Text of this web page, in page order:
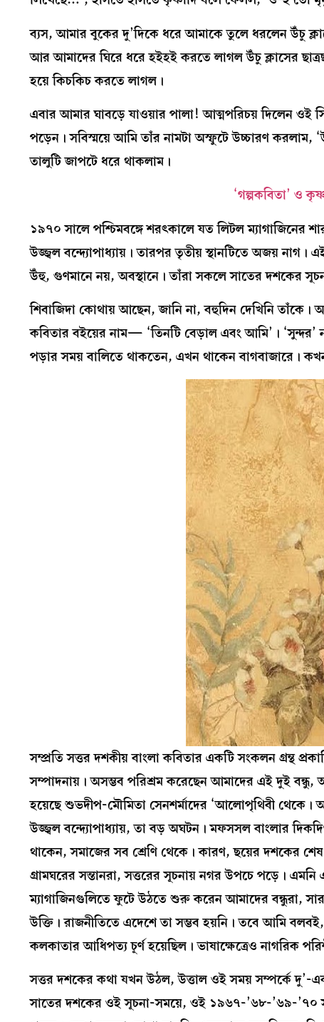
ব‍্যস, আমার বুকের দু’দিকে ধরে আমাকে তুলে ধরলেন উঁচু
আর আমাদের ঘিরে ধরে হইহই করতে লাগল উঁচু ক্লাসের
হয়ে কিচকিচ করতে লাগল।
এবার আমার ঘাবড়ে যাওয়ার পালা! আত্মপরিচয় দিলেন ওই
পড়েন। সবিস্ময়ে আমি তাঁর নামটা অস্ফুটে উচ্চারণ করলাম,
তালুটি জাপটে ধরে থাকলাম।
‘গল্পকবিতা’ ও
১৯৭০ সালে পশ্চিমবঙ্গে শরৎকালে যত লিটল ম‍্যাগাজিনের
উজ্জ্বল বন্দ‍্যোপাধ‍্যায়। তারপর তৃতীয় স্থানটিতে অজয়
উঁহু, গুণমানে নয়, অবস্থানে। তাঁরা সকলে সাতের দশকের
শিবাজিদা কোথায় আছেন, জানি না, বহুদিন দেখিনি
কবিতার বইয়ের নাম— ‘তিনটি বেড়াল এবং আমি’।
পড়ার সময় বালিতে থাকতেন, এখন থাকেন বাগবাজারে।
সম্প্রতি সত্তর দশকীয় বাংলা কবিতার একটি সংকলন গ্রন্থ
সম্পাদনায়। অসম্ভব পরিশ্রম করেছেন আমাদের এই দুই বন্ধু,
হয়েছে শুভদীপ-মৌমিতা সেনশর্মাদের ‘আলোপৃথিবী
উজ্জ্বল বন্দ‍্যোপাধ‍্যায়, তা বড় অঘটন। মফসসল বাংলার
থাকেন, সমাজের সব শ্রেণি থেকে। কারণ, ছয়ের দশকের
গ্রামঘরের সন্তানরা, সত্তরের সূচনায় নগর উপচে পড়ে।
ম‍্যাগাজিনগুলিতে ফুটে উঠতে শুরু করেন আমাদের বন্ধুরা,
উক্তি। রাজনীতিতে এদেশে তা সম্ভব হয়নি। তবে আমি
কলকাতার আধিপত‍্য চূর্ণ হয়েছিল। ভাষাক্ষেত্রেও নাগরিক
সত্তর দশকের কথা যখন উঠল, উত্তাল ওই সময় সম্পর্কে দু’-
সাতের দশকের ওই সূচনা-সময়ে, ওই ১৯৬৭-’৬৮-’৬৯-